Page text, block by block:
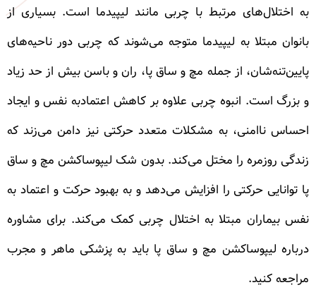
به اختلال‌های مرتبط با چربی مانند لیپیدما است. بسیاری از
بانوان مبتلا به لیپیدما متوجه می‌شوند که چربی دور ناحیه‌های
پایین‌تنه‌شان، از جمله مچ و ساق پا، ران و باسن بیش از حد زیاد
و بزرگ است. انبوه چربی علاوه بر کاهش اعتمادبه نفس و ایجاد
احساس ناامنی، به مشکلات متعدد حرکتی نیز دامن می‌زند که
زندگی روزمره را مختل می‌کند. بدون شک لیپوساکشن مچ و ساق
پا توانایی حرکتی را افزایش می‌دهد و به بهبود حرکت و اعتماد به
نفس بیماران مبتلا به اختلال چربی کمک می‌کند. برای مشاوره
درباره لیپوساکشن مچ و ساق پا باید به پزشکی ماهر و مجرب
مراجعه کنید.